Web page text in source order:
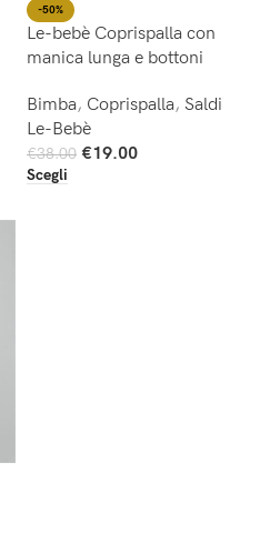
-50%
Le-bebè Coprispalla con
manica lunga e bottoni
Bimba, Coprispalla, Saldi
Le-Bebè
€38.00 €19.00
Scegli